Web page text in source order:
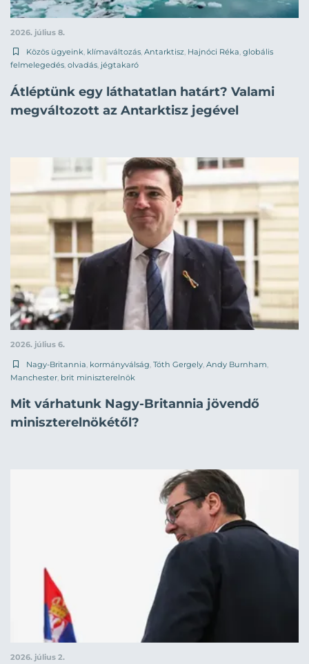
2026. július 8.
Közös ügyeink, klímaváltozás, Antarktisz, Hajnóci Réka, globális
felmelegedés, olvadás, jégtakaró
Átléptünk egy láthatatlan határt? Valami
megváltozott az Antarktisz jegével
2026. július 6.
Nagy-Britannia kormányválság Tóth Gergely Andy Burnham
Manchester brit miniszterelnök
Mit várhatunk Nagy-Britannia jövendő
miniszterelnökétől?
2026. július 2.